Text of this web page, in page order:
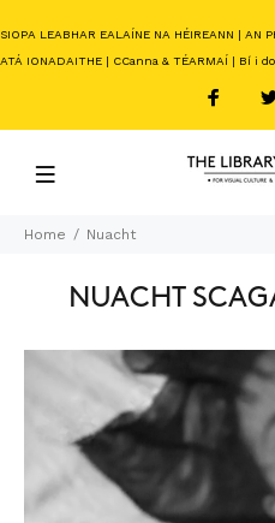
SIOPA LEABHAR EALAÍNE NA HÉIREANN | AN
ATÁ IONADAITHE | CCanna & TÉARMAÍ | Bí i
Home Nuacht
NUACHT